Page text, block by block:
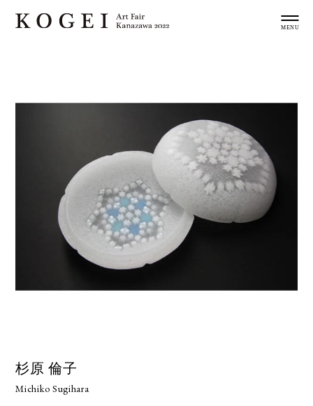
杉原 倫子
Michiko Sugihara